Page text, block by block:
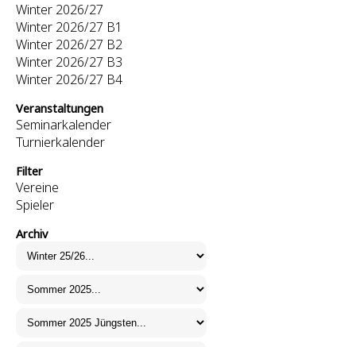
Winter 2026/27
Winter 2026/27 B1
Winter 2026/27 B2
Winter 2026/27 B3
Winter 2026/27 B4
Veranstaltungen
Seminarkalender
Turnierkalender
Filter
Vereine
Spieler
Archiv